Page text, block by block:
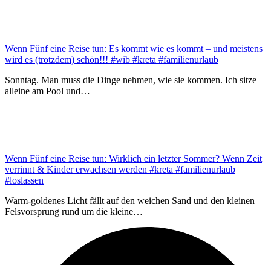
Wenn Fünf eine Reise tun: Es kommt wie es kommt – und meistens
wird es (trotzdem) schön!!! #wib #kreta #familienurlaub
Sonntag. Man muss die Dinge nehmen, wie sie kommen. Ich sitze
alleine am Pool und…
Wenn Fünf eine Reise tun: Wirklich ein letzter Sommer? Wenn Zeit
verrinnt & Kinder erwachsen werden #kreta #familienurlaub
#loslassen
Warm-goldenes Licht fällt auf den weichen Sand und den kleinen
Felsvorsprung rund um die kleine…